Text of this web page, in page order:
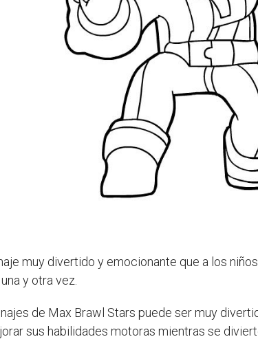
muy divertido y emocionante que a los
y otra vez.
de Max Brawl Stars puede ser muy
sus habilidades motoras mientras se